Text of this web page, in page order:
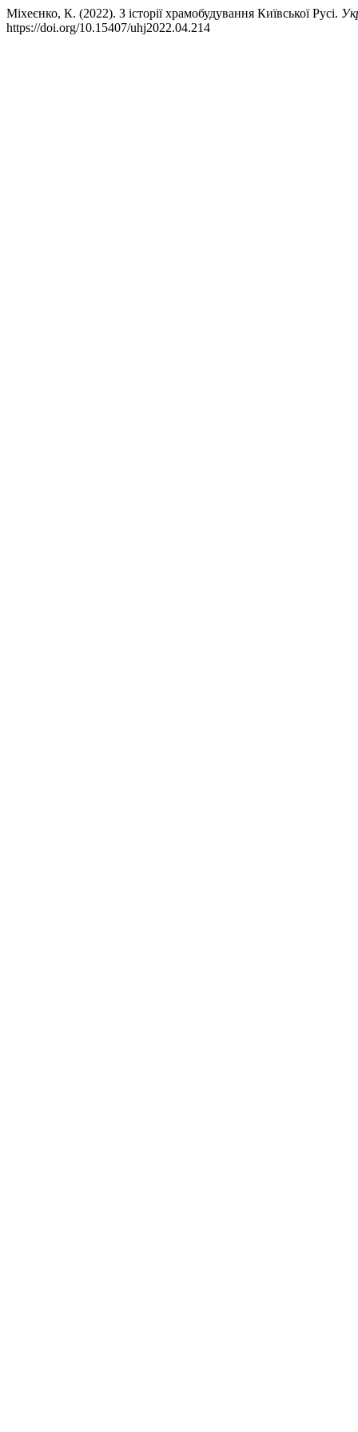
Міхеєнко, К. (2022). З історії храмобудування Київської Русі.
https://doi.org/10.15407/uhj2022.04.214